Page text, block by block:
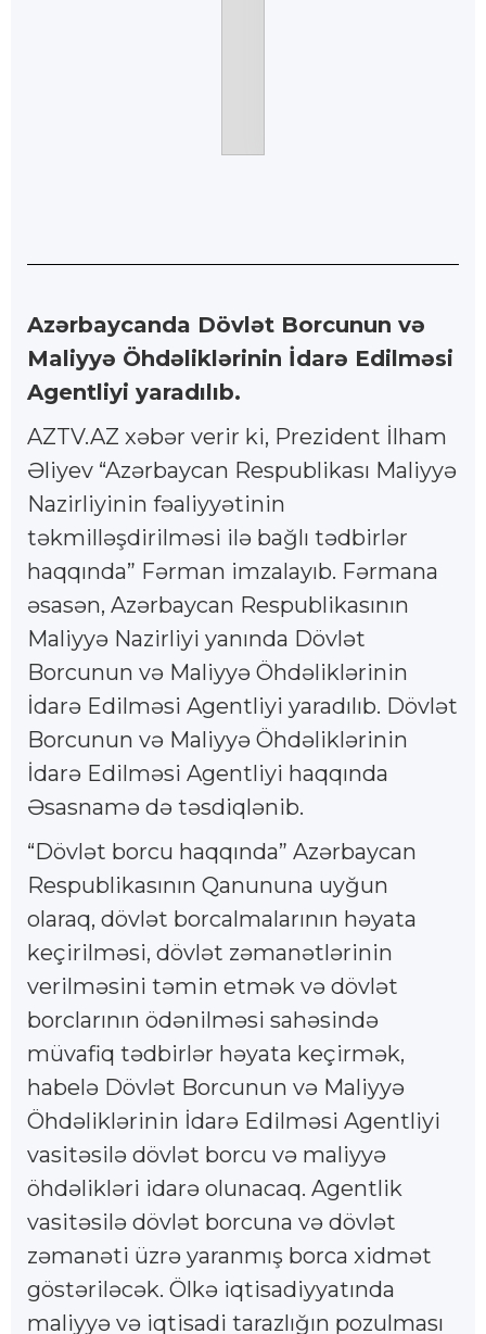
Azərbaycanda Dövlət Borcunun və
Maliyyə Öhdəliklərinin İdarə Edilməsi
Agentliyi yaradılıb.
AZTV.AZ xəbər verir ki, Prezident İlham
Əliyev “Azərbaycan Respublikası Maliyyə
Nazirliyinin fəaliyyətinin
təkmilləşdirilməsi ilə bağlı tədbirlər
haqqında” Fərman imzalayıb. Fərmana
əsasən, Azərbaycan Respublikasının
Maliyyə Nazirliyi yanında Dövlət
Borcunun və Maliyyə Öhdəliklərinin
İdarə Edilməsi Agentliyi yaradılıb. Dövlət
Borcunun və Maliyyə Öhdəliklərinin
İdarə Edilməsi Agentliyi haqqında
Əsasnamə də təsdiqlənib.
“Dövlət borcu haqqında” Azərbaycan
Respublikasının Qanununa uyğun
olaraq, dövlət borcalmalarının həyata
keçirilməsi, dövlət zəmanətlərinin
verilməsini təmin etmək və dövlət
borclarının ödənilməsi sahəsində
müvafiq tədbirlər həyata keçirmək,
habelə Dövlət Borcunun və Maliyyə
Öhdəliklərinin İdarə Edilməsi Agentliyi
vasitəsilə dövlət borcu və maliyyə
öhdəlikləri idarə olunacaq. Agentlik
vasitəsilə dövlət borcuna və dövlət
zəmanəti üzrə yaranmış borca xidmət
göstəriləcək. Ölkə iqtisadiyyatında
maliyyə və iqtisadi tarazlığın pozulması